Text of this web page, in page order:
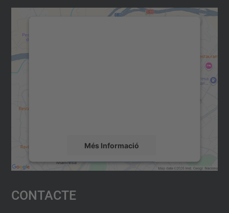
Més Informació
Accepta
powered by
Contacte